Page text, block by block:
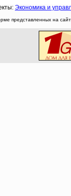
Экономика и
представленных на